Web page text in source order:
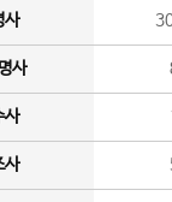
사
사
사
사